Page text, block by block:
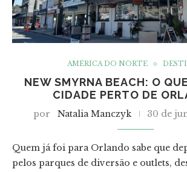
AMÉRICA DO NORTE
NEW SMYRNA BEACH: O
CIDADE PERTO DE
por Natalia Manczyk 30 de
Quem já foi para Orlando sabe que
pelos parques de diversão e outlets,